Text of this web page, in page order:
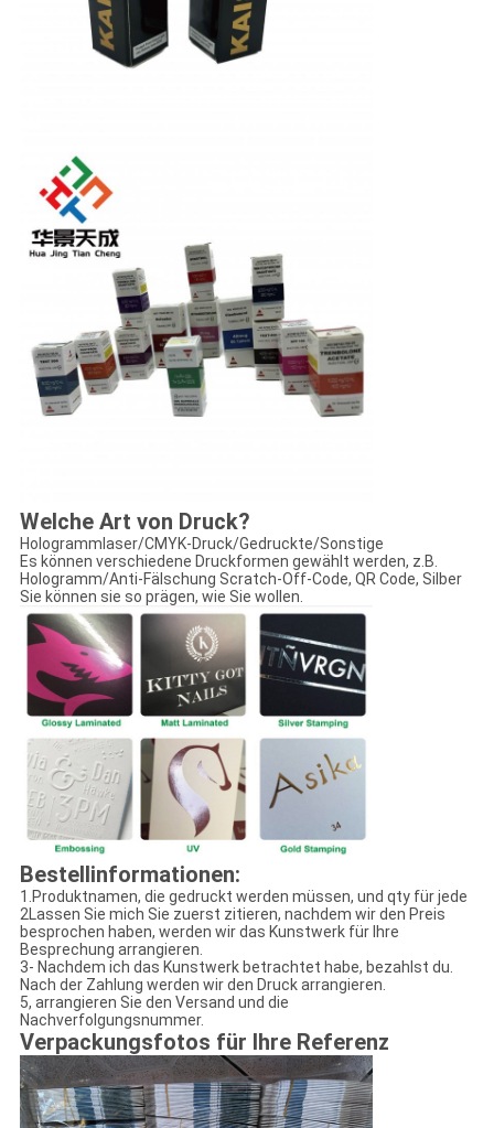
Welche Art von Druck?
Hologrammlaser/CMYK-Druck/Gedruckte/Sonstige
Es können verschiedene Druckformen gewählt werden, z.B.
Hologramm/Anti-Fälschung Scratch-Off-Code, QR Code, Silber
Sie können sie so prägen, wie Sie wollen.
Bestellinformationen:
1.Produktnamen, die gedruckt werden müssen, und qty für jede
2Lassen Sie mich Sie zuerst zitieren, nachdem wir den Preis
besprochen haben, werden wir das Kunstwerk für Ihre
Besprechung arrangieren.
3- Nachdem ich das Kunstwerk betrachtet habe, bezahlst du.
Nach der Zahlung werden wir den Druck arrangieren.
5, arrangieren Sie den Versand und die
Nachverfolgungsnummer.
Verpackungsfotos für Ihre Referenz